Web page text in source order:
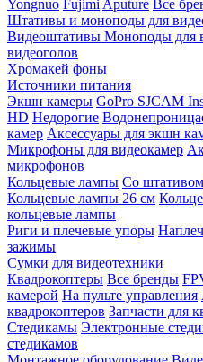
Yongnuo Fujimi Aputure Все
Штативы и моноподы для
Видеоштативы Моноподы для
видеоголов
Хромакей фоны
Источники питания
Экшн камеры GoPro SJCAM
HD Недорогие
камер Аксессуары для экшн
Микрофоны для видеокамер
микрофонов
Кольцевые лампы Со штативом
Кольцевые лампы 26 см
кольцевые лампы
Риги и плечевые упоры
зажимы
Сумки для видеотехники
Квадрокоптеры Все бренды
камерой На пульте управления
квадрокоптеров Запчасти для
Стедикамы Электронные
стедикамов